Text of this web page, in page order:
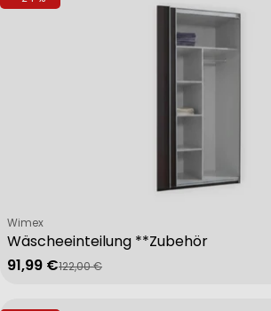
Wäscheeinteilung **Zubehör
Verkäufer:
Wimex
Verkaufspreis
91,99 €
Regulärer Preis
122,00 €